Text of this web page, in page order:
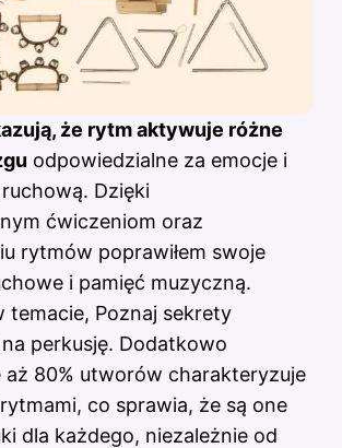
że rytm aktywuje różne
odpowiedzialne za emocje i
Dzięki
ćwiczeniom oraz
rytmów poprawiłem swoje
i pamięć muzyczną.
temacie, Poznaj sekrety
perkusję. Dodatkowo
aż 80% utworów charakteryzuje
co sprawia, że są one
dla każdego, niezależnie od